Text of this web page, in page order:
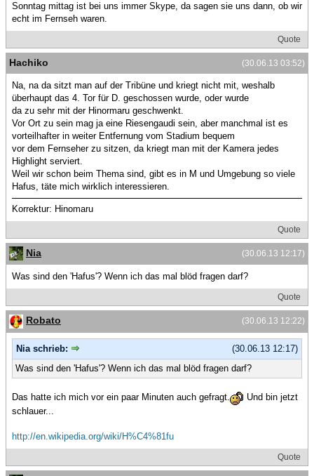
Sonntag mittag ist bei uns immer Skype, da sagen sie uns dann, ob wir
echt im Fernseh waren.
Quote
(30.06.13 03:52)
Hachiko
Na, na da sitzt man auf der Tribüne und kriegt nicht mit, weshalb
überhaupt das 4. Tor für D. geschossen wurde, oder wurde
da zu sehr mit der Hinormaru geschwenkt.
Vor Ort zu sein mag ja eine Riesengaudi sein, aber manchmal ist es
vorteilhafter in weiter Entfernung vom Stadium bequem
vor dem Fernseher zu sitzen, da kriegt man mit der Kamera jedes
Highlight serviert.
Weil wir schon beim Thema sind, gibt es in M und Umgebung so viele
Hafus, täte mich wirklich interessieren.
Korrektur: Hinomaru
Quote
(30.06.13 12:17)
Nia
Was sind den 'Hafus'? Wenn ich das mal blöd fragen darf?
Quote
(30.06.13 12:22)
Robato
(30.06.13 12:17)
Nia schrieb:
Was sind den 'Hafus'? Wenn ich das mal blöd fragen darf?
Das hatte ich mich vor ein paar Minuten auch gefragt.
Und bin jetzt
schlauer...
http://en.wikipedia.org/wiki/H%C4%81fu
Quote